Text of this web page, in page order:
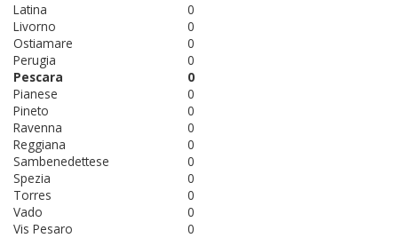
0
Latina
0
Livorno
0
Ostiamare
0
Perugia
0
Pescara
0
Pianese
0
Pineto
0
Ravenna
0
Reggiana
0
Sambenedettese
0
Spezia
0
Torres
0
Vado
0
Vis Pesaro